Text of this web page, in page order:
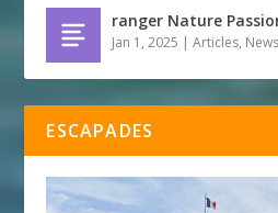
ranger Nature
Jan 1, 2025 |Articles,
ESCAPADES